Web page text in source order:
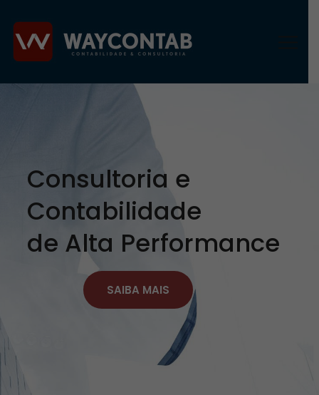
Consultoria e
Contabilidade
de Alta Performance
SAIBA MAIS